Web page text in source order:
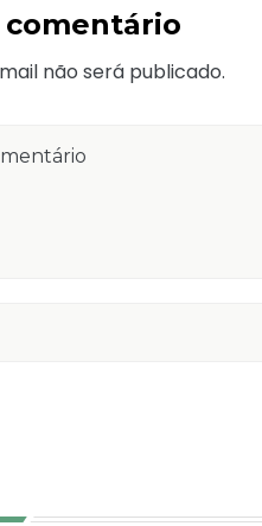
não será publicado.